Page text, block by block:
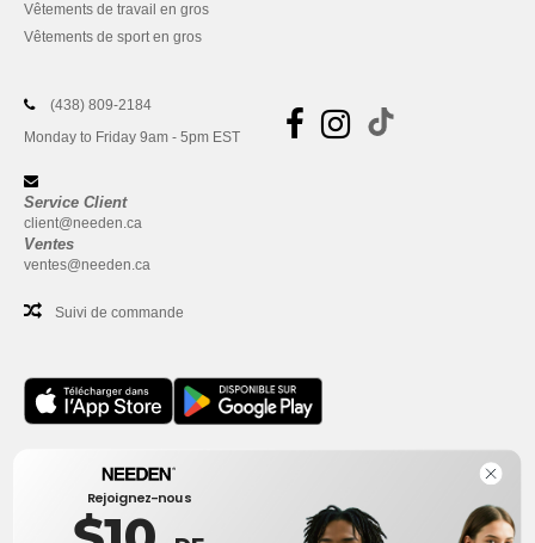
Vêtements de travail en gros
Vêtements de sport en gros
(438) 809-2184
Monday to Friday 9am - 5pm EST
Service Client
client@needen.ca
Ventes
ventes@needen.ca
Suivi de commande
Bureau
One Dundas Street West Suite 2500
Toronto, Ontario, M5G 1Z3
Rejoignez-nous